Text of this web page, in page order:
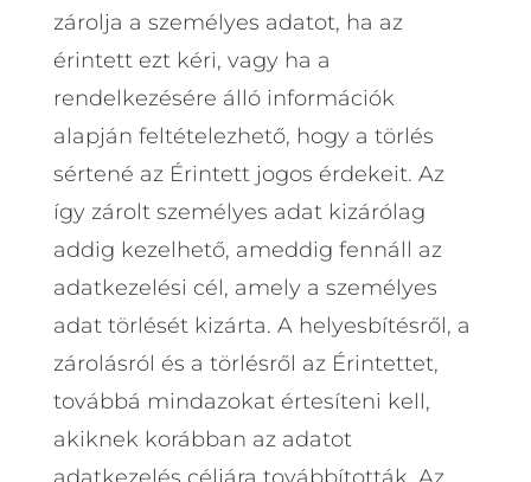
zárolja a személyes adatot, ha az
érintett ezt kéri, vagy ha a
rendelkezésére álló információk
alapján feltételezhető, hogy a törlés
sértené az Érintett jogos érdekeit. Az
így zárolt személyes adat kizárólag
addig kezelhető, ameddig fennáll az
adatkezelési cél, amely a személyes
adat törlését kizárta. A helyesbítésről, a
zárolásról és a törlésről az Érintettet,
továbbá mindazokat értesíteni kell,
akiknek korábban az adatot